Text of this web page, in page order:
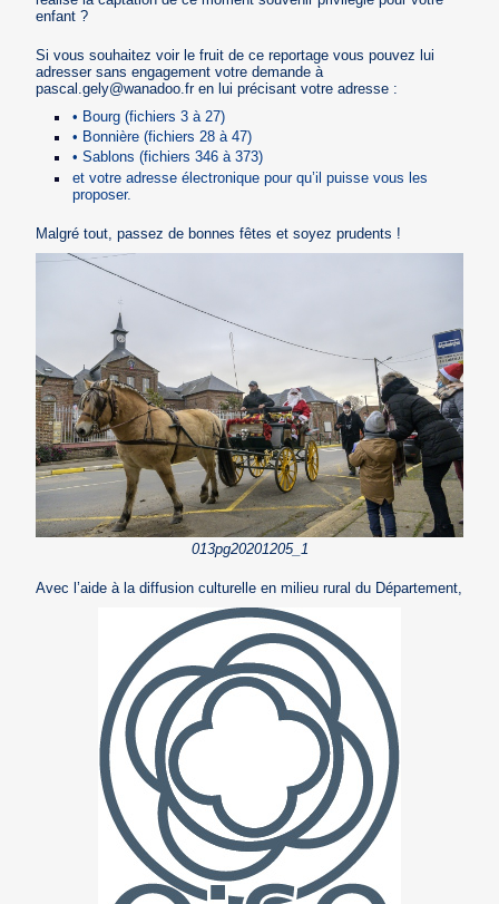
enfant ?
Si vous souhaitez voir le fruit de ce reportage vous pouvez lui
adresser sans engagement votre demande à
pascal.gely@wanadoo.fr en lui précisant votre adresse :
• Bourg (fichiers 3 à 27)
• Bonnière (fichiers 28 à 47)
• Sablons (fichiers 346 à 373)
et votre adresse électronique pour qu’il puisse vous les
proposer.
Malgré tout, passez de bonnes fêtes et soyez prudents !
013pg20201205_1
Avec l’aide à la diffusion culturelle en milieu rural du Département,